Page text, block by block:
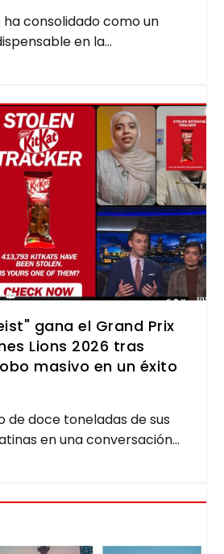
con­so­li­da­do como un
en la...
gana el Grand Prix
Lions 2026 tras
masivo en un éxito
de doce tone­la­das de sus
en una con­ver­sa­ción...